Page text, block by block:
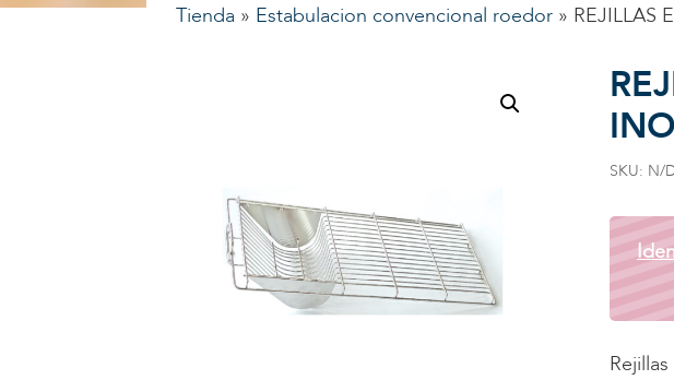
Tienda » Estabulacion convencional roedor » REJILLAS
SKU: N/